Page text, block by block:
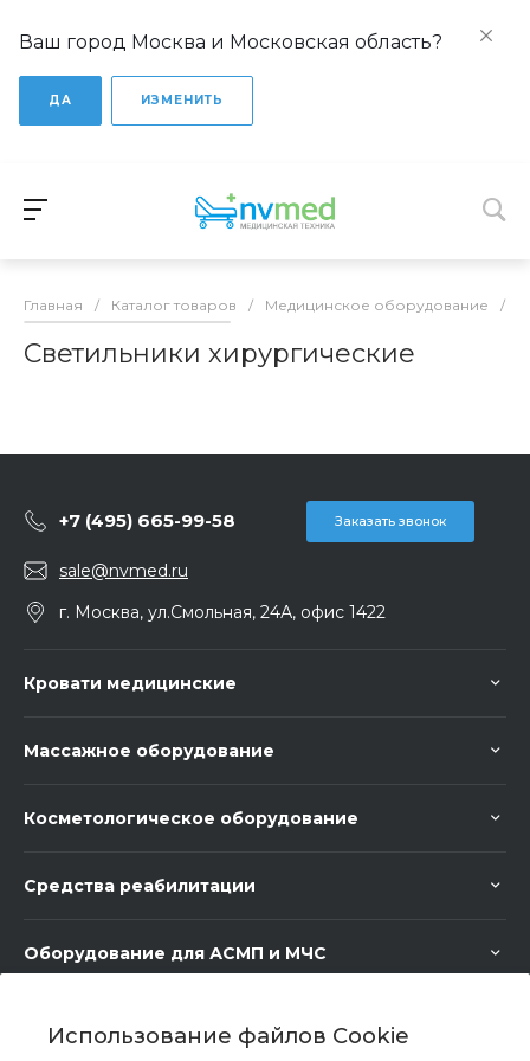
Использование файлов Cookie
Ваш город Москва и Московская область?
ДА ИЗМЕНИТЬ
Главная / Каталог товаров / Медицинское оборудование /
Светильники хирургические
+7 (495) 665-99-58 Заказать звонок
sale@nvmed.ru
г. Москва, ул.Смольная, 24А, офис 1422
Кровати медицинские
Массажное оборудование
Косметологическое оборудование
Средства реабилитации
Оборудование для АСМП и МЧС